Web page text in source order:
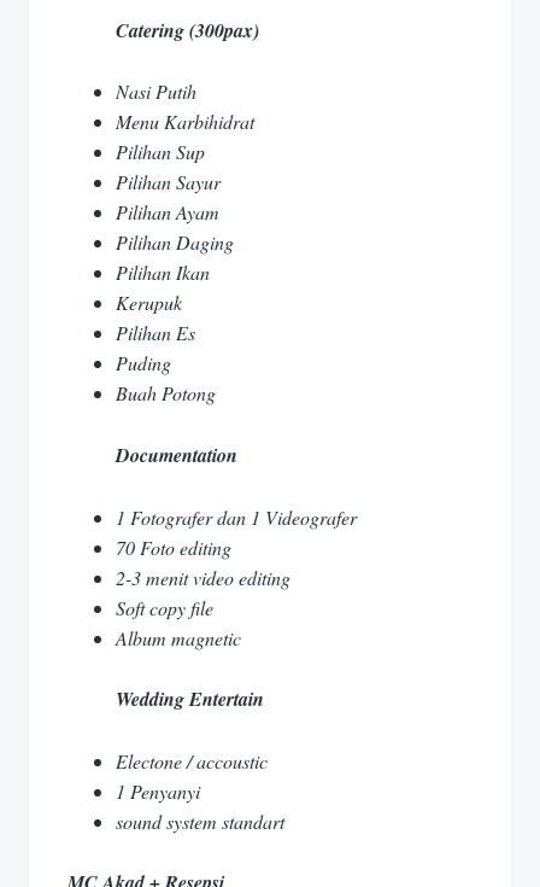
Catering (300pax)
Nasi Putih
Menu Karbihidrat
Pilihan Sup
Pilihan Sayur
Pilihan Ayam
Pilihan Daging
Pilihan Ikan
Kerupuk
Pilihan Es
Puding
Buah Potong
Documentation
1 Fotografer dan 1 Videografer
70 Foto editing
2-3 menit video editing
Soft copy file
Album magnetic
Wedding Entertain
Electone / accoustic
1 Penyanyi
sound system standart